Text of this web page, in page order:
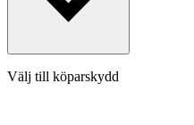
Välj till köparskydd